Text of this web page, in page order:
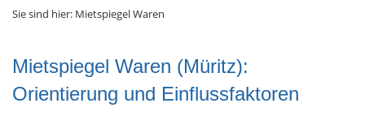
Sie sind hier: Mietspiegel Waren
Mietspiegel Waren (Müritz):
Orientierung und Einflussfaktoren